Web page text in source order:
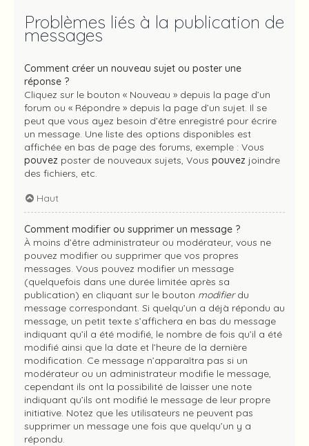
Problèmes liés à la publication de
messages
Comment créer un nouveau sujet ou poster une
réponse ?
Cliquez sur le bouton « Nouveau » depuis la page d’un
forum ou « Répondre » depuis la page d’un sujet. Il se
peut que vous ayez besoin d’être enregistré pour écrire
un message. Une liste des options disponibles est
affichée en bas de page des forums, exemple : Vous
pouvez poster de nouveaux sujets, Vous pouvez joindre
des fichiers, etc.
Haut
Comment modifier ou supprimer un message ?
À moins d’être administrateur ou modérateur, vous ne
pouvez modifier ou supprimer que vos propres
messages. Vous pouvez modifier un message
(quelquefois dans une durée limitée après sa
publication) en cliquant sur le bouton modifierdu
message correspondant. Si quelqu’un a déjà répondu au
message, un petit texte s’affichera en bas du message
indiquant qu’il a été modifié, le nombre de fois qu’il a été
modifié ainsi que la date et l’heure de la dernière
modification. Ce message n’apparaîtra pas si un
modérateur ou un administrateur modifie le message,
cependant ils ont la possibilité de laisser une note
indiquant qu’ils ont modifié le message de leur propre
initiative. Notez que les utilisateurs ne peuvent pas
supprimer un message une fois que quelqu’un y a
répondu.